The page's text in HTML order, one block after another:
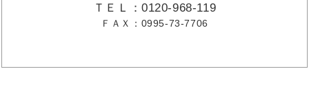
ＴＥＬ：0120-968-119
ＦＡＸ：0995-73-7706